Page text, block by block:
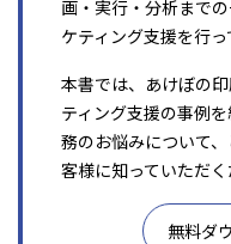
画・実行・分析まで
ケティング支援を行っ
本書では、あけぼの
ティング支援の事例
務のお悩みについて
客様に知っていただく
無料ダ